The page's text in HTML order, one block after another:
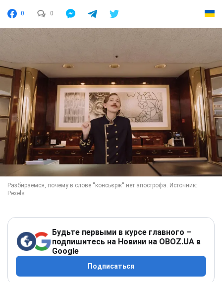
0 0
Будьте первыми в курсе главного –
подпишитесь на Новини на OBOZ.UA в
Google
Подписаться